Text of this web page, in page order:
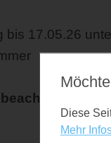
bis 17.05.26
Diese
Mehr